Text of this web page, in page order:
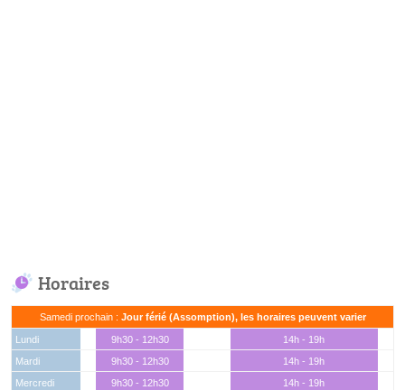
Horaires
Samedi prochain : Jour férié (Assomption), les horaires peuvent varier
Lundi 9h30 - 12h30
14h - 19h
Mardi
9h30 - 12h30
14h - 19h
Mercredi
9h30 - 12h30
14h - 19h